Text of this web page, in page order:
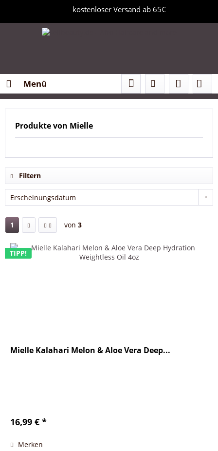
kostenloser Versand ab 65€
Menü
Produkte von Mielle
Filtern
1 von 3
TIPP!
Mielle Kalahari Melon & Aloe Vera Deep...
16,99 € *
Merken